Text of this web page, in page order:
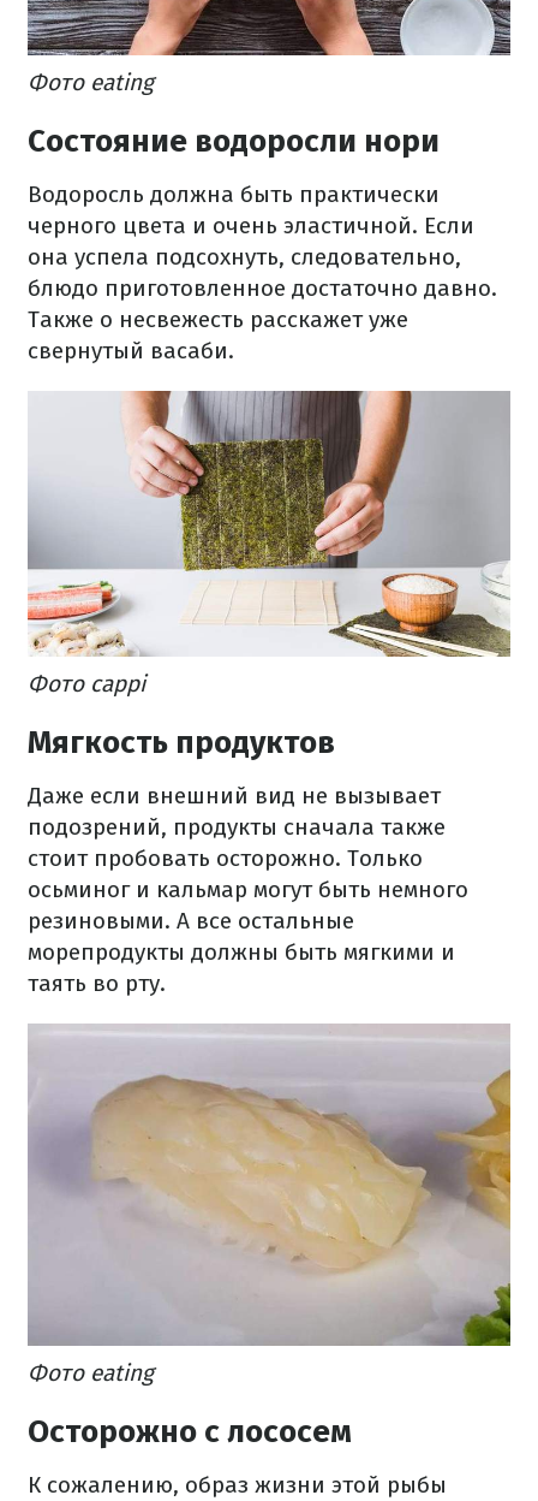
Фото eating
Состояние водоросли нори
Водоросль должна быть практически
черного цвета и очень эластичной. Если
она успела подсохнуть, следовательно,
блюдо приготовленное достаточно давно.
Также о несвежесть расскажет уже
свернутый васаби.
Фото cappi
Мягкость продуктов
Даже если внешний вид не вызывает
подозрений, продукты сначала также
стоит пробовать осторожно. Только
осьминог и кальмар могут быть немного
резиновыми. А все остальные
морепродукты должны быть мягкими и
таять во рту.
Фото eating
Осторожно с лососем
К сожалению, образ жизни этой рыбы